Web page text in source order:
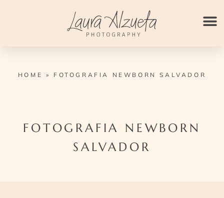
HOME » FOTOGRAFIA NEWBORN SALVADOR
FOTOGRAFIA NEWBORN
SALVADOR